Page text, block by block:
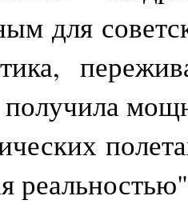
для